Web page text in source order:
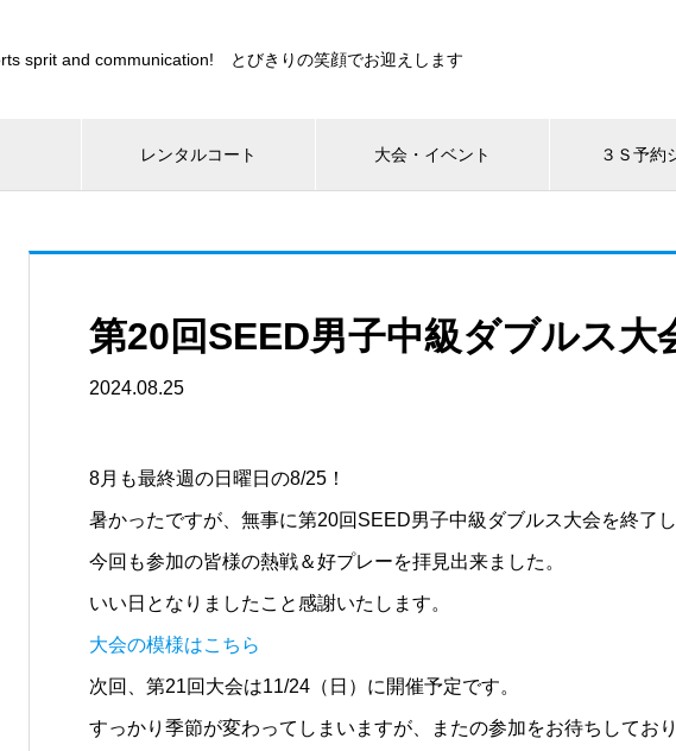
sprit and communication! とびきりの笑顔でお迎えします
レンタルコート 大会・イベント ３Ｓ予約
第20回SEED男子中級ダブルス大
2024.08.25
8月も最終週の日曜日の8/25！
暑かったですが、無事に第20回SEED男子中級ダブルス大会を終了し
今回も参加の皆様の熱戦＆好プレーを拝見出来ました。
いい日となりましたこと感謝いたします。
大会の模様はこちら
次回、第21回大会は11/24（日）に開催予定です。
すっかり季節が変わってしまいますが、またの参加をお待ちしており